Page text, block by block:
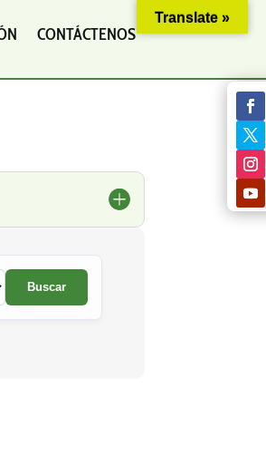
CONTÁCTENOS
Buscar
Translate »